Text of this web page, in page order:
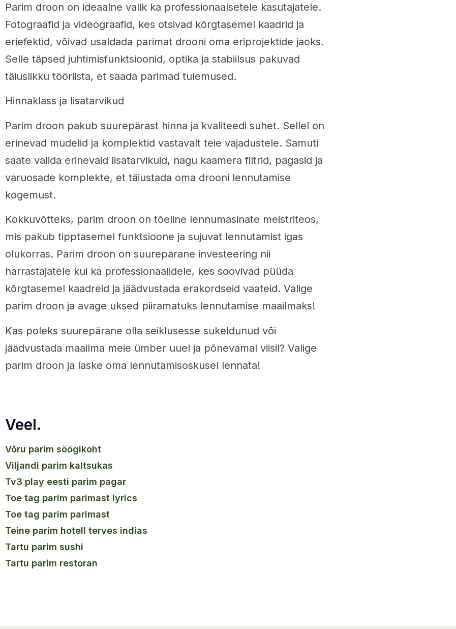
Parim droon on ideaalne valik ka professionaalsetele kasutajatele.
Fotograafid ja videograafid, kes otsivad kõrgtasemel kaadrid ja
eriefektid, võivad usaldada parimat drooni oma eriprojektide jaoks.
Selle täpsed juhtimisfunktsioonid, optika ja stabiilsus pakuvad
täiuslikku tööriista, et saada parimad tulemused.
Hinnaklass ja lisatarvikud
Parim droon pakub suurepärast hinna ja kvaliteedi suhet. Sellel on
erinevad mudelid ja komplektid vastavalt teie vajadustele. Samuti
saate valida erinevaid lisatarvikuid, nagu kaamera filtrid, pagasid ja
varuosade komplekte, et täiustada oma drooni lennutamise
kogemust.
Kokkuvõtteks, parim droon on tõeline lennumasinate meistriteos,
mis pakub tipptasemel funktsioone ja sujuvat lennutamist igas
olukorras. Parim droon on suurepärane investeering nii
harrastajatele kui ka professionaalidele, kes soovivad püüda
kõrgtasemel kaadreid ja jäädvustada erakordseid vaateid. Valige
parim droon ja avage uksed piiramatuks lennutamise maailmaks!
Kas poleks suurepärane olla seiklusesse sukeldunud või
jäädvustada maailma meie ümber uuel ja põnevamal viisil? Valige
parim droon ja laske oma lennutamisoskusel lennata!
Veel.
võru parim söögikoht
viljandi parim kaltsukas
tv3 play eesti parim pagar
toe tag parim parimast lyrics
toe tag parim parimast
teine parim hotell terves indias
tartu parim sushi
tartu parim restoran